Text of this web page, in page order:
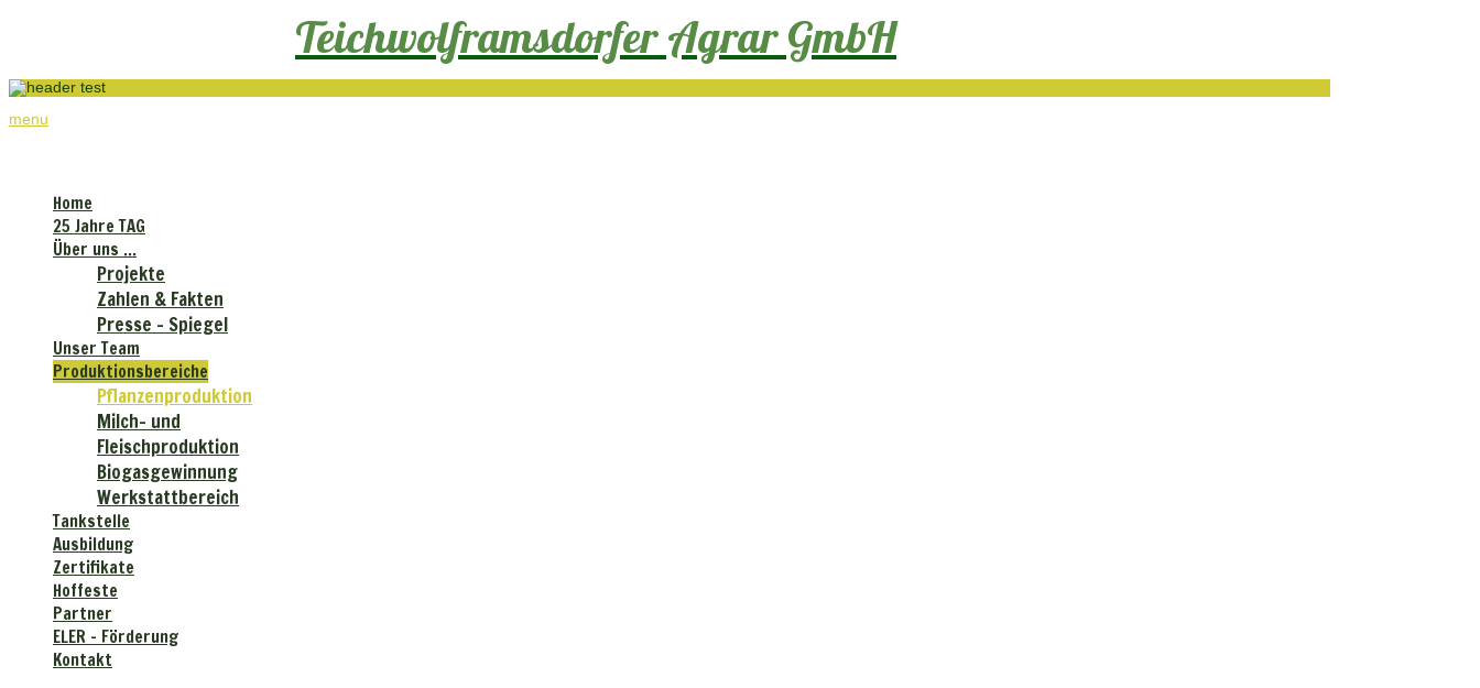
Teichwolframsdorfer Agrar GmbH
menu
Home
25 Jahre TAG
Über uns ...
Projekte
Zahlen & Fakten
Presse - Spiegel
Unser Team
Produktionsbereiche
Pflanzenproduktion
Milch- und
Fleischproduktion
Biogasgewinnung
Werkstattbereich
Tankstelle
Ausbildung
Zertifikate
Hoffeste
Partner
ELER - Förderung
Kontakt